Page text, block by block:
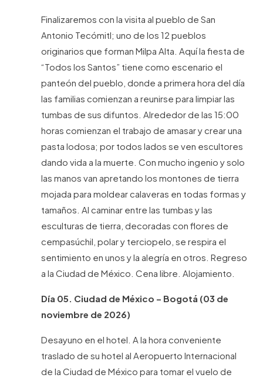
Finalizaremos con la visita al pueblo de San
Antonio Tecómitl; uno de los 12 pueblos
originarios que forman Milpa Alta. Aquí la fiesta de
“Todos los Santos” tiene como escenario el
panteón del pueblo, donde a primera hora del día
las familias comienzan a reunirse para limpiar las
tumbas de sus difuntos. Alrededor de las 15:00
horas comienzan el trabajo de amasar y crear una
pasta lodosa; por todos lados se ven escultores
dando vida a la muerte. Con mucho ingenio y solo
las manos van apretando los montones de tierra
mojada para moldear calaveras en todas formas y
tamaños. Al caminar entre las tumbas y las
esculturas de tierra, decoradas con flores de
cempasúchil, polar y terciopelo, se respira el
sentimiento en unos y la alegría en otros. Regreso
a la Ciudad de México. Cena libre. Alojamiento.
Día 05. Ciudad de México – Bogotá (03 de
noviembre de 2026)
Desayuno en el hotel. A la hora conveniente
traslado de su hotel al Aeropuerto Internacional
de la Ciudad de México para tomar el vuelo de